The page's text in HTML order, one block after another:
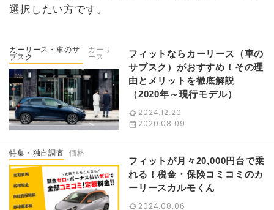
選択したい方です。
カーリース・車のサ
ブスク
カーリ
ース
フィットならカーリース（車の
サブスク）がおすすめ！その理
由とメリットを徹底解説
（2020年～現行モデル）
2024.12.20
2020.08.09
特集・独自調査 価格
フィットが月々20,000円台で乗
れる！税金・保険コミコミのカ
ーリースカルモくん
2024.08.06